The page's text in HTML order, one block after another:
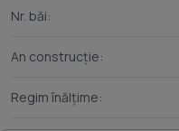
Nr. băi:
An construcție:
Regim înălțime: